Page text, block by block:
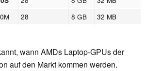
28 8 GB 32 MB
wann AMDs Laptop-GPUs der
auf den Markt kommen werden.